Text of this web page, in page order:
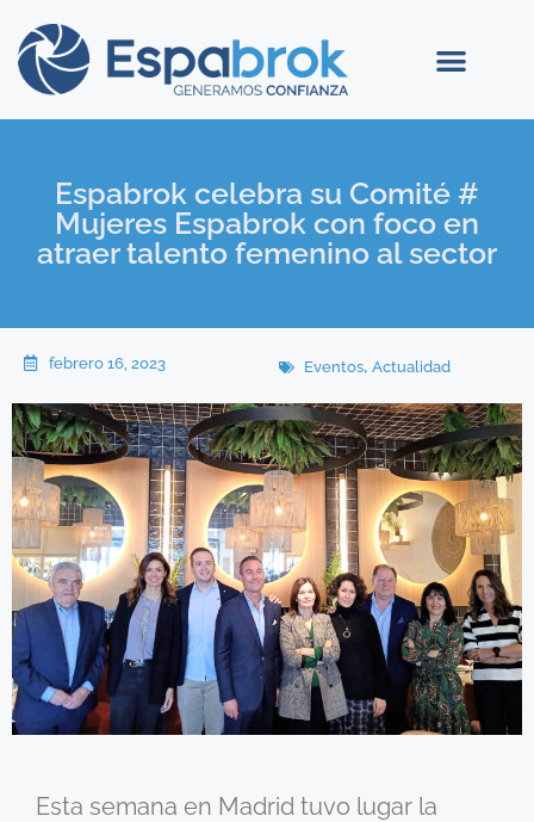
Espabrok celebra su Comité #
Mujeres Espabrok con foco en
atraer talento femenino al sector
febrero 16, 2023 Eventos, Actualidad
Esta semana en Madrid tuvo lugar la